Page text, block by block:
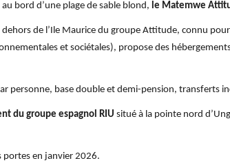
bord d’une plage de sable blond, le Matemwe
de l’Ile Maurice du groupe Attitude, connu
et sociétales), propose des
personne, base double et demi-pension, transferts
du groupe espagnol RIU situé à la pointe nord
portes en janvier 2026.